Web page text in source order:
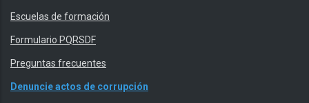
Escuelas de formación
Formulario PQRSDF
Preguntas frecuentes
Denuncie actos de corrupción